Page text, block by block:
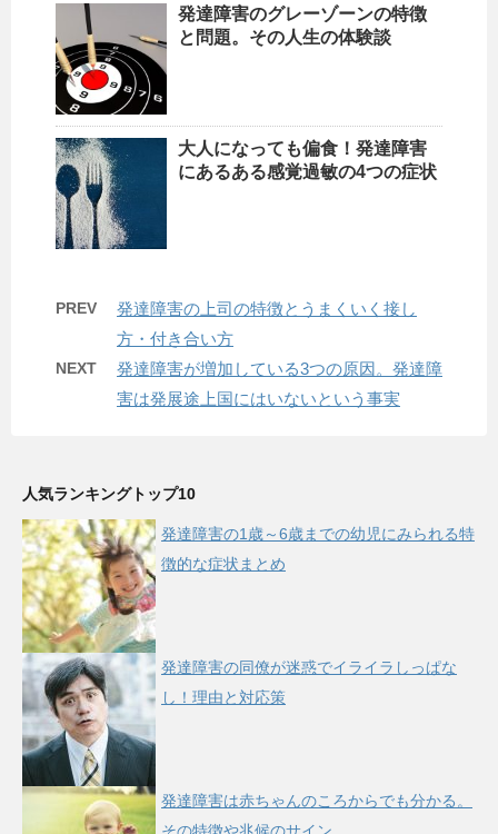
発達障害のグレーゾーンの特徴
と問題。その人生の体験談
大人になっても偏食！発達障害
にあるある感覚過敏の4つの症状
PREV
発達障害の上司の特徴とうまくいく接し
方・付き合い方
NEXT
発達障害が増加している3つの原因。発達障
害は発展途上国にはいないという事実
人気ランキングトップ10
発達障害の1歳～6歳までの幼児にみられる特
徴的な症状まとめ
発達障害の同僚が迷惑でイライラしっぱな
し！理由と対応策
発達障害は赤ちゃんのころからでも分かる。